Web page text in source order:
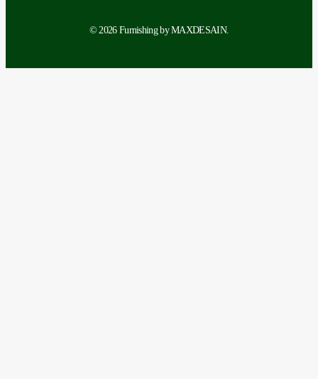
© 2026 Furnishing by MAXDESAIN.